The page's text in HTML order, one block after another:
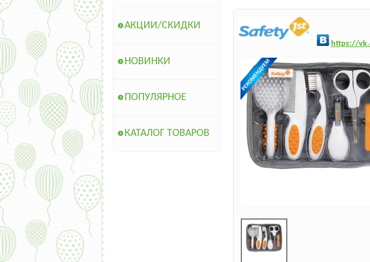
АКЦИИ/СКИДКИ
НОВИНКИ
ПОПУЛЯРНОЕ
КАТАЛОГ ТОВАРОВ
https://